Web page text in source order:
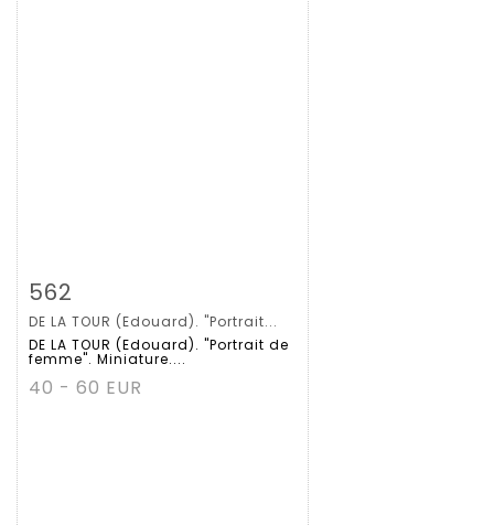
拍品详情
562
DE LA TOUR (Edouard). "Portrait...
DE LA TOUR (Edouard). "Portrait de
femme". Miniature....
40 - 60 EUR